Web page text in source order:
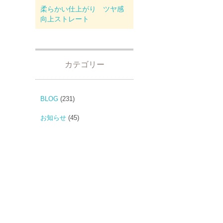
柔らかい仕上がり ツヤ感
向上ストレート
カテゴリー
BLOG (231)
お知らせ (45)